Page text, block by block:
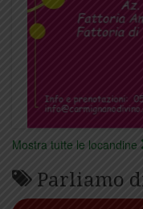
Mostra tutte le locandine
Parliamo